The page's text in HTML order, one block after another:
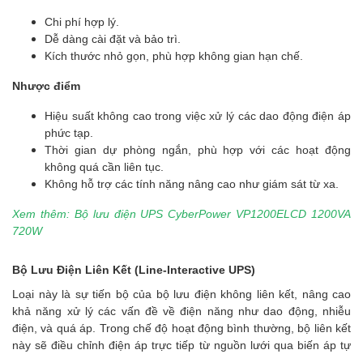
Chi phí hợp lý.
Dễ dàng cài đặt và bảo trì.
Kích thước nhỏ gọn, phù hợp không gian hạn chế.
Nhược điểm
Hiệu suất không cao trong việc xử lý các dao động điện áp
phức tạp.
Thời gian dự phòng ngắn, phù hợp với các hoạt động
không quá cần liên tục.
Không hỗ trợ các tính năng nâng cao như giám sát từ xa.
Xem thêm: Bộ lưu điện UPS CyberPower VP1200ELCD 1200VA
720W
Bộ Lưu Điện Liên Kết (Line-Interactive UPS)
Loại này là sự tiến bộ của bộ lưu điện không liên kết, nâng cao
khả năng xử lý các vấn đề về điện năng như dao động, nhiễu
điện, và quá áp. Trong chế độ hoạt động bình thường, bộ liên kết
này sẽ điều chỉnh điện áp trực tiếp từ nguồn lưới qua biến áp tự